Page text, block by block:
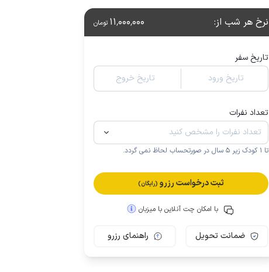
نرخ هر شب از: 11٬000٬000 تومان
تاریخ سفر
تاریخ ورود
تاریخ خروج
تعداد نفرات
تا 1 کودک زیر 5 سال در صورتحساب لحاظ نمی گردد.
ثبت درخواست رزرو (رایگان)
با امکان چت آنلاین با میزبان
ضمانت تحویل راهنمای رزرو